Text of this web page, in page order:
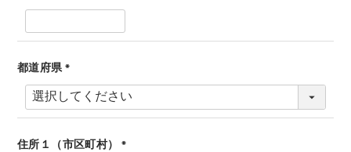
(
須
)
都道府県
(
必
須
)
住所１（市区町村）